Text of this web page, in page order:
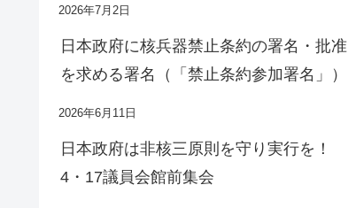
2026年7月2日
日本政府に核兵器禁止条約の署名・批准
を求める署名（「禁止条約参加署名」）
2026年6月11日
日本政府は非核三原則を守り実行を！
4・17議員会館前集会